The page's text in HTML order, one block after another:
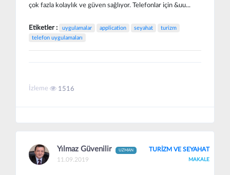
çok fazla kolaylık ve güven sağlıyor. Telefonlar için &uu...
Etiketler : uygulamalar application seyahat
turizm
telefon uygulamaları
İzleme 1516
Yılmaz Güvenilir UZMAN
11.09.2019
TURİZM VE SEYAHAT
MAKALE